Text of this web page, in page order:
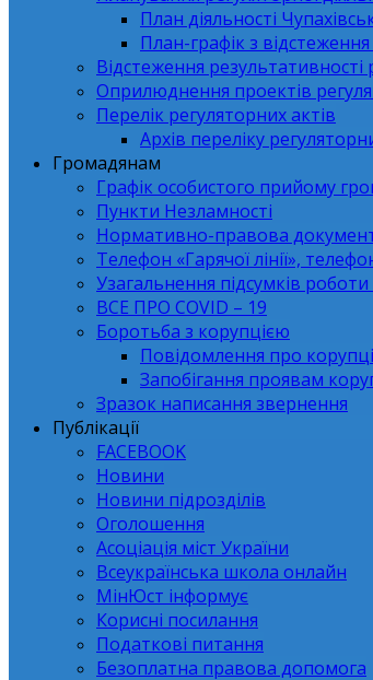
План діяльності
План-графік з
Відстеження результативності
Оприлюднення проектів
Перелік регуляторних актів
Архів переліку
Громадянам
Графік особистого прийому
Пункти Незламності
Нормативно-правова
Телефон «Гарячої лінії»,
Узагальнення підсумків
ВСЕ ПРО СОVID – 19
Боротьба з корупцією
Повідомлення про
Запобігання проявам
Зразок написання звернення
Публікації
FACEBOOK
Новини
Новини підрозділів
Оголошення
Асоціація міст України
Всеукраїнська школа онлайн
МінЮст інформує
Корисні посилання
Податкові питання
Безоплатна правова допомога